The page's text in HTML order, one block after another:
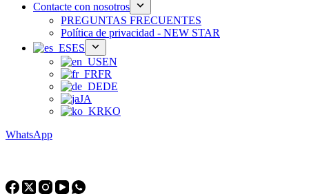
Contacte con nosotros
PREGUNTAS FRECUENTES
Política de privacidad - NEW STAR
ES
EN
FR
DE
JA
KO
WhatsApp